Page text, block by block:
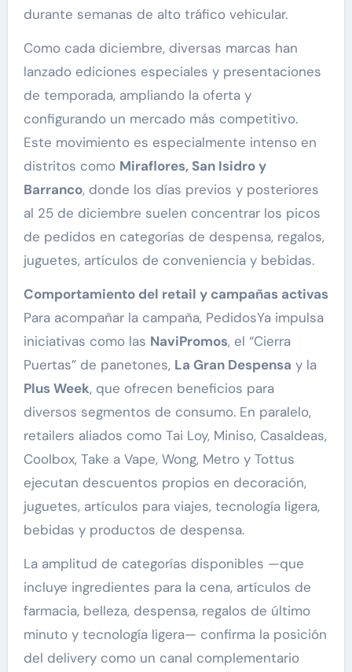
durante semanas de alto tráfico vehicular.
Como cada diciembre, diversas marcas han
lanzado ediciones especiales y presentaciones
de temporada, ampliando la oferta y
configurando un mercado más competitivo.
Este movimiento es especialmente intenso en
distritos como Miraflores, San Isidro y
Barranco, donde los días previos y posteriores
al 25 de diciembre suelen concentrar los picos
de pedidos en categorías de despensa, regalos,
juguetes, artículos de conveniencia y bebidas.
Comportamiento del retail y campañas activas
Para acompañar la campaña, PedidosYa impulsa
iniciativas como las NaviPromos, el “Cierra
Puertas” de panetones, La Gran Despensa y la
Plus Week, que ofrecen beneficios para
diversos segmentos de consumo. En paralelo,
retailers aliados como Tai Loy, Miniso, CasaIdeas,
Coolbox, Take a Vape, Wong, Metro y Tottus
ejecutan descuentos propios en decoración,
juguetes, artículos para viajes, tecnología ligera,
bebidas y productos de despensa.
La amplitud de categorías disponibles —que
incluye ingredientes para la cena, artículos de
farmacia, belleza, despensa, regalos de último
minuto y tecnología ligera— confirma la posición
del delivery como un canal complementario